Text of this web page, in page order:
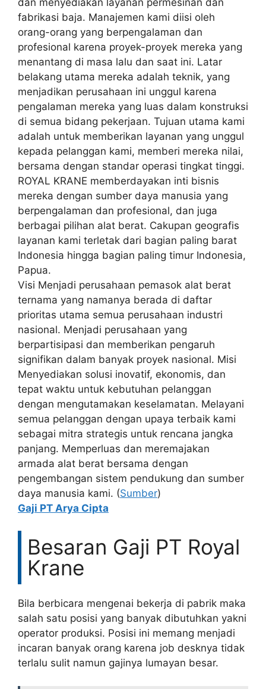
fabrikasi baja. Manajemen kami diisi oleh
orang-orang yang berpengalaman dan
profesional karena proyek-proyek mereka yang
menantang di masa lalu dan saat ini. Latar
belakang utama mereka adalah teknik, yang
menjadikan perusahaan ini unggul karena
pengalaman mereka yang luas dalam konstruksi
di semua bidang pekerjaan. Tujuan utama kami
adalah untuk memberikan layanan yang unggul
kepada pelanggan kami, memberi mereka nilai,
bersama dengan standar operasi tingkat tinggi.
ROYAL KRANE memberdayakan inti bisnis
mereka dengan sumber daya manusia yang
berpengalaman dan profesional, dan juga
berbagai pilihan alat berat. Cakupan geografis
layanan kami terletak dari bagian paling barat
Indonesia hingga bagian paling timur Indonesia,
Papua.
Visi Menjadi perusahaan pemasok alat berat
ternama yang namanya berada di daftar
prioritas utama semua perusahaan industri
nasional. Menjadi perusahaan yang
berpartisipasi dan memberikan pengaruh
signifikan dalam banyak proyek nasional. Misi
Menyediakan solusi inovatif, ekonomis, dan
tepat waktu untuk kebutuhan pelanggan
dengan mengutamakan keselamatan. Melayani
semua pelanggan dengan upaya terbaik kami
sebagai mitra strategis untuk rencana jangka
panjang. Memperluas dan meremajakan
armada alat berat bersama dengan
pengembangan sistem pendukung dan sumber
daya manusia kami. (Sumber)
Gaji PT Arya Cipta
Besaran Gaji PT Royal
Krane
Bila berbicara mengenai bekerja di pabrik maka
salah satu posisi yang banyak dibutuhkan yakni
operator produksi. Posisi ini memang menjadi
incaran banyak orang karena job desknya tidak
terlalu sulit namun gajinya lumayan besar.